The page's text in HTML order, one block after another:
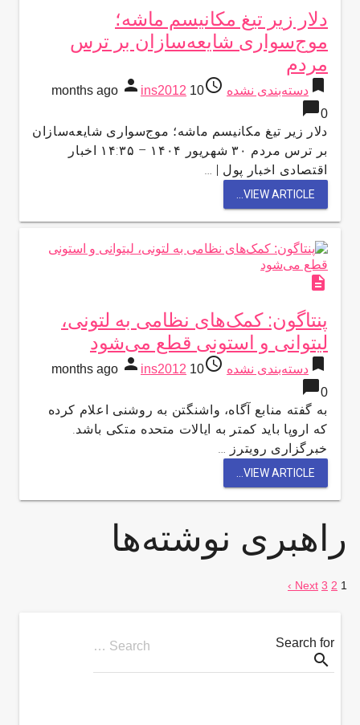
دلار زیر تیغ مکانیسم ماشه؛
موج‌سواری شایعه‌سازان بر ترس
مردم
bookmark دسته‌بندی نشده access_time
10 months ago
person ins2012
chat_bubble0
دلار زیر تیغ مکانیسم ماشه؛ موج‌سواری شایعه‌سازان
بر ترس مردم ۳۰ شهريور ۱۴۰۴ – ۱۴:۳۵ اخبار
اقتصادی اخبار پول | …
VIEW ARTICLE...
description
پنتاگون: کمک‌های نظامی به لتونی،
لیتوانی و استونی قطع می‌شود
bookmark دسته‌بندی نشده access_time
10 months ago
person ins2012
chat_bubble0
به گفته منابع آگاه، واشنگتن به روشنی اعلام کرده
که اروپا باید کمتر به ایالات متحده متکی باشد.
خبرگزاری رویترز …
VIEW ARTICLE...
راهبری نوشته‌ها
1
2
3
Next ›
Search for
Search …
search